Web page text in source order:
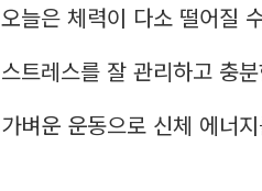
오늘은 체력이 다소 떨어질
스트레스를 잘 관리하고 충
가벼운 운동으로 신체 에너